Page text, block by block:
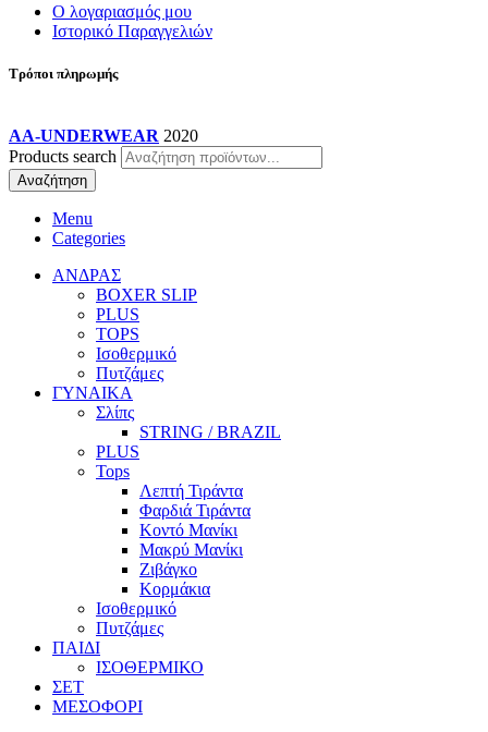
Ο λογαριασμός μου
Ιστορικό Παραγγελιών
Τρόποι πληρωμής
AA-UNDERWEAR 2020
Products search
Αναζήτηση
Menu
Categories
ΑΝΔΡΑΣ
BOXER SLIP
PLUS
TOPS
Ισοθερμικό
Πυτζάμες
ΓΥΝΑΙΚΑ
Σλίπς
STRING / BRAZIL
PLUS
Tops
Λεπτή Τιράντα
Φαρδιά Τιράντα
Κοντό Μανίκι
Μακρύ Μανίκι
Ζιβάγκο
Κορμάκια
Ισοθερμικό
Πυτζάμες
ΠΑΙΔΙ
ΙΣΟΘΕΡΜΙΚΟ
ΣΕΤ
ΜΕΣΟΦΟΡΙ